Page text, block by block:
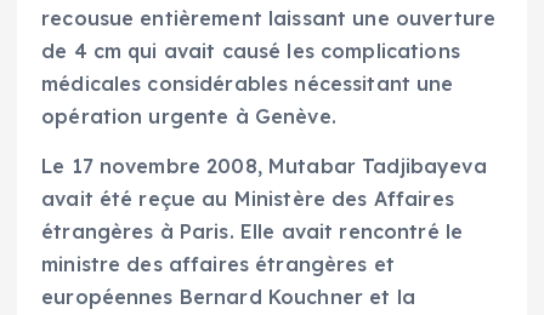
recousue entièrement laissant une ouverture
de 4 cm qui avait causé les complications
médicales considérables nécessitant une
opération urgente à Genève.
Le 17 novembre 2008, Mutabar Tadjibayeva
avait été reçue au Ministère des Affaires
étrangères à Paris. Elle avait rencontré le
ministre des affaires étrangères et
européennes Bernard Kouchner et la